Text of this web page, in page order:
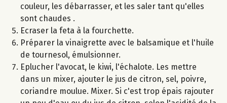
couleur, les débarrasser, et les saler tant qu'elles
sont chaudes .
Ecraser la feta à la fourchette.
Préparer la vinaigrette avec le balsamique et l'huile
de tournesol, émulsionner.
Eplucher l'avocat, le kiwi, l'échalote. Les mettre
dans un mixer, ajouter le jus de citron, sel, poivre,
coriandre moulue. Mixer. Si c'est trop épais rajouter